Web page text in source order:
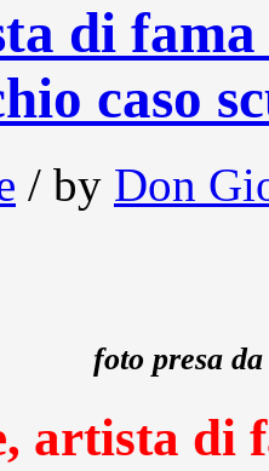
di
caso
/ by Don
foto presa
artista di